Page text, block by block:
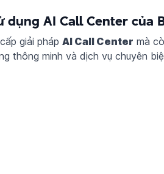
AI Call Center của
giải phápAI Call Center mà
thông minh và dịch vụ chuyên